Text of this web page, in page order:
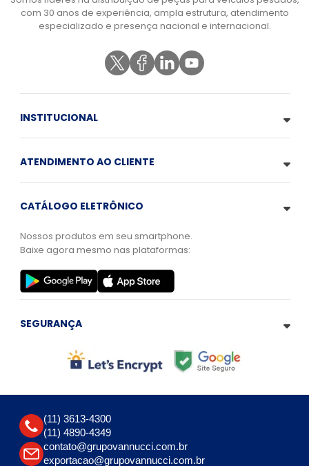
com 30 anos de experiência, ampla estrutura, atendimento
especializado e presença nacional e internacional.
INSTITUCIONAL
ATENDIMENTO AO CLIENTE
CATÁLOGO ELETRÔNICO
Nossos produtos em seu smartphone.
Baixe agora mesmo nas plataformas:
SEGURANÇA
(11) 3613-4300
(11) 4890-4349
contato@grupovannucci.com.br
exportacao@grupovannucci.com.br